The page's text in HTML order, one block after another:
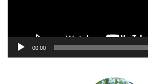
00:00